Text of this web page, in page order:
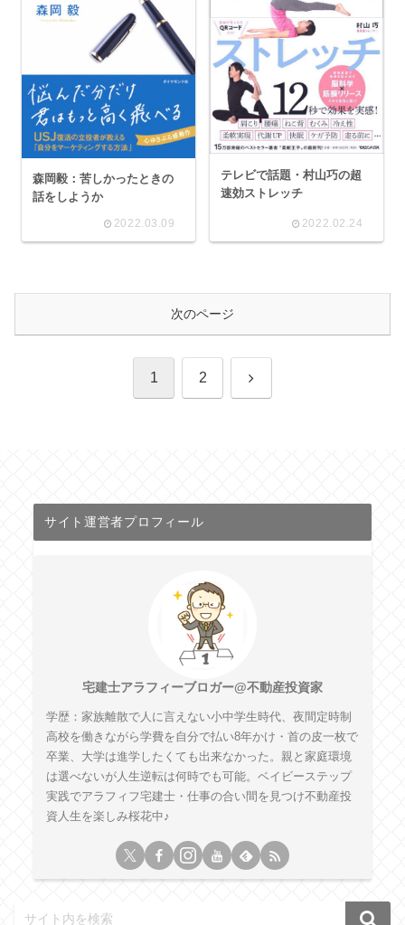
森岡毅：苦しかったときの
話をしようか
2022.03.09
テレビで話題・村山巧の超
速効ストレッチ
2022.02.24
次のページ
1 2 次
サイト運営者プロフィール
宅建士アラフィーブロガー@不動産投資家
学歴：家族離散で人に言えない小中学生時代、夜間定時制
高校を働きながら学費を自分で払い8年かけ・首の皮一枚で
卒業、大学は進学したくても出来なかった。親と家庭環境
は選べないが人生逆転は何時でも可能。ベイビーステップ
実践でアラフィフ宅建士・仕事の合い間を見つけ不動産投
資人生を楽しみ桜花中♪